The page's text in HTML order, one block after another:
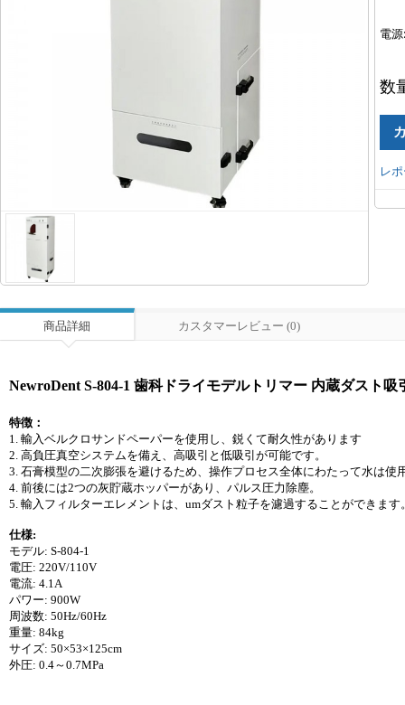
電源:
数
レ
商品詳細 カスタマーレビュー (0)
NewroDent S-804-1 歯科ドライモデルトリマー 内蔵ダスト吸
特徴：
1. 輸入ベルクロサンドペーパーを使用し、鋭くて耐久性があります
2. 高負圧真空システムを備え、高吸引と低吸引が可能です。
3. 石膏模型の二次膨張を避けるため、操作プロセス全体にわたって水は使
4. 前後には2つの灰貯蔵ホッパーがあり、パルス圧力除塵。
5. 輸入フィルターエレメントは、umダスト粒子を濾過することができます
仕様:
モデル: S-804-1
電圧: 220V/110V
電流: 4.1A
パワー: 900W
周波数: 50Hz/60Hz
重量: 84kg
サイズ: 50×53×125cm
外圧: 0.4～0.7MPa